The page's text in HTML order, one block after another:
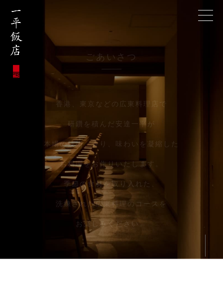
ごあいさつ
香港、東京などの広東料理店で
研鑽を積んだ安達一平が
本場の技術、香り、味わいを凝縮した
お料理をお作りいたします。
季節の食材を取り入れた、
洗練された広東料理のコースを
お楽しみください。